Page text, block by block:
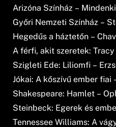
Arizóna Színház –
Győri Nemzeti Színház –
Hegedűs a háztetőn –
A férfi, akit szeretek: Tracy
Szigleti Ede: Liliomfi –
Jókai: A kőszívű ember fiai
Shakespeare: Hamlet –
Steinbeck: Egerek és
Tennessee Williams: A